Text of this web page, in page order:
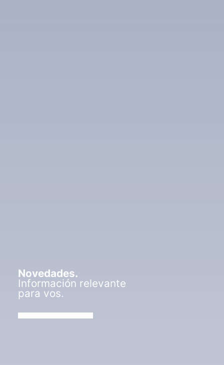
Novedades.
Información relevante
para vos.